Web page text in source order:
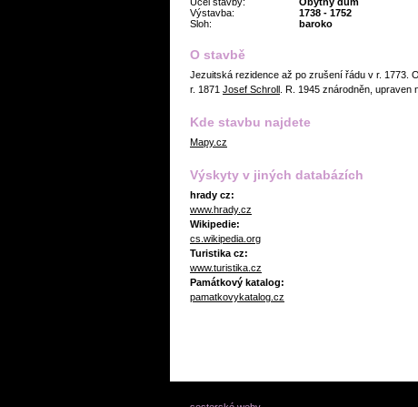
Výstavba:
1738 - 1752
Sloh:
baroko
O stavbě
Jezuitská rezidence až po zrušení řádu v r. 1773.
r. 1871 Josef Schroll . R. 1945 znárodněn, upraven
Kde stavbu najdete
Mapy.cz
Výskyty v jiných databázích
hrady cz:
www.hrady.cz
Wikipedie:
cs.wikipedia.org
Turistika cz:
www.turistika.cz
Památkový katalog:
pamatkovykatalog.cz